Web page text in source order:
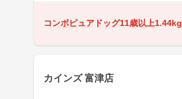
コンボピュアドッグ11歳以上1.44kg
カインズ 富津店